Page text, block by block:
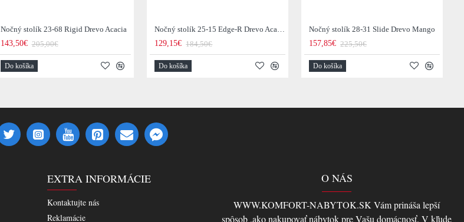
Nočný stolík 23-68 Rigid Drevo Acacia
143,50€ 205,00€
Do košíka
Nočný stolík 25-15 Edge-R Drevo Acacia
129,15€ 184,50€
Do košíka
Nočný stolík 28-31 Slide Drevo Mango
157,85€ 225,50€
Do košíka
EXTRA INFORMÁCIE
Kontaktujte nás
Reklamácie
O NÁS
WWW.KOMFORT-NABYTOK.SK Vám prináša lepší
spôsob ,ako nakupovať nábytok pre Vašu domácnosť. V kľude